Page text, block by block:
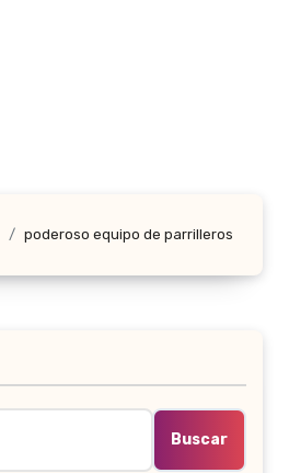
poderoso equipo de parrilleros
Buscar